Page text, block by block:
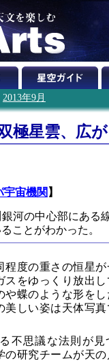
2013年9月
極星雲、広
宇宙機関 】
河の中心部にある
ことがわかった。
程度の重さの恒星
をゆっくり放出し
や蝶のような形を
美しい姿は天体写真
不思議な法則が見
の研究チームが天